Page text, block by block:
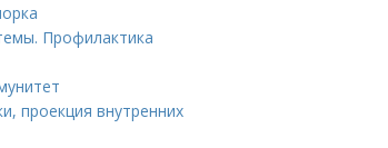
Профилактика
проекция внутренних